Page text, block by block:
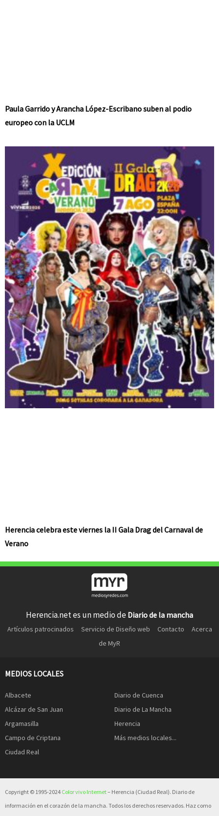
Paula Garrido y Arancha López-Escribano suben al podio
europeo con la UCLM
Herencia celebra este viernes la II Gala Drag del Carnaval de
Verano
Herencia.net es un medio de Diario de la mancha
Artículos patrocinados Servicio de Diseño web Contacto
Acerca
de MyR
MEDIOS LOCALES
Albacete
Alcázar de San Juan
Argamasilla
Campo de Criptana
Ciudad Real
Diario de Cuenca
Diario de La Mancha
Herencia
Más medios locales...
Copyright © 1995-2024 Color vivo Internet– Herencia (Ciudad Real). Diario de
información en el corazón de la mancha. Todos los derechos reservados. Haz como